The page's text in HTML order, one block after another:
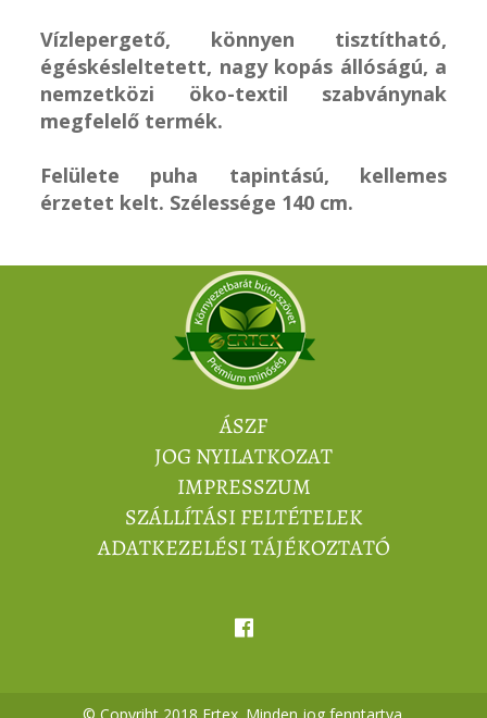
Vízlepergető, könnyen tisztítható,
égéskésleltetett, nagy kopás állóságú, a
nemzetközi öko-textil szabványnak
megfelelő termék.
Felülete puha tapintású, kellemes
érzetet kelt. Szélessége 140 cm.
ÁSZF
JOG NYILATKOZAT
IMPRESSZUM
SZÁLLÍTÁSI FELTÉTELEK
ADATKEZELÉSI TÁJÉKOZTATÓ